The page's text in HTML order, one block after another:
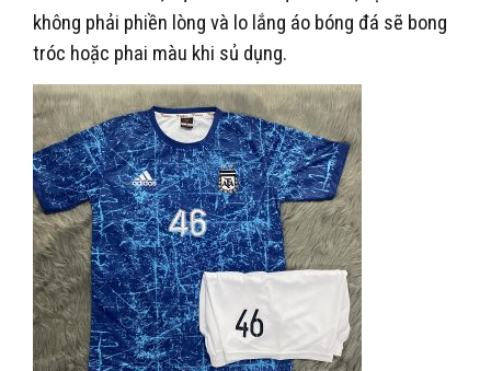
không phải phiền lòng và lo lắng áo bóng đá sẽ bong
tróc hoặc phai màu khi sủ dụng.